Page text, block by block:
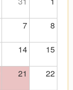
7
8
14
15
21
22